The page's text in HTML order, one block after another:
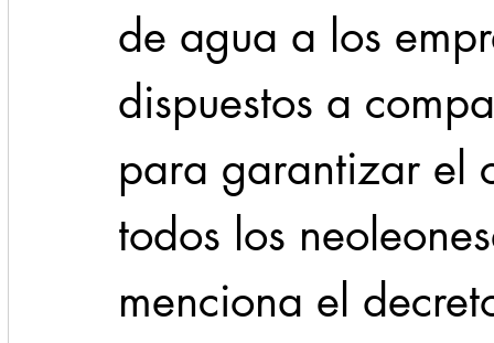
de agua a los
dispuestos a
para garantizar el
todos los
menciona el